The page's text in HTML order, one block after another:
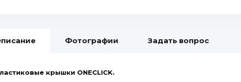
Фотографии Задать вопрос
крышки ONECLICK.